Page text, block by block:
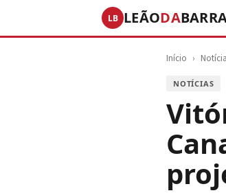
LB LEÃODA
Início ›
NOTÍCIAS